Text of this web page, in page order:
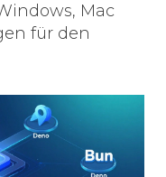
Mac
für den